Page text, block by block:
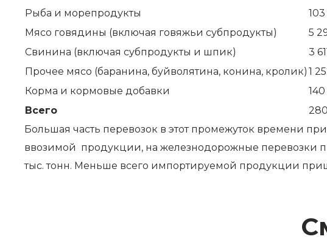
Рыба и морепродукты
Мясо говядины (включая говяжьи субпродукты)
5
Свинина (включая субпродукты и шпик)
3
Прочее мясо (баранина, буйволятина, конина, кролик) 1
Корма и кормовые добавки
140
Всего
Большая часть перевозок в этот промежуток времени
ввозимой продукции, на железнодорожные перевозки
тыс. тонн. Меньше всего импортируемой продукции